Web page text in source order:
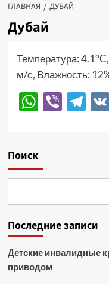
ГЛАВНАЯ ДУБАЙ
Дубай
Температура:
м/с, Влажность:
Viber
Поиск
Последние записи
Детские инвалидные
приводом